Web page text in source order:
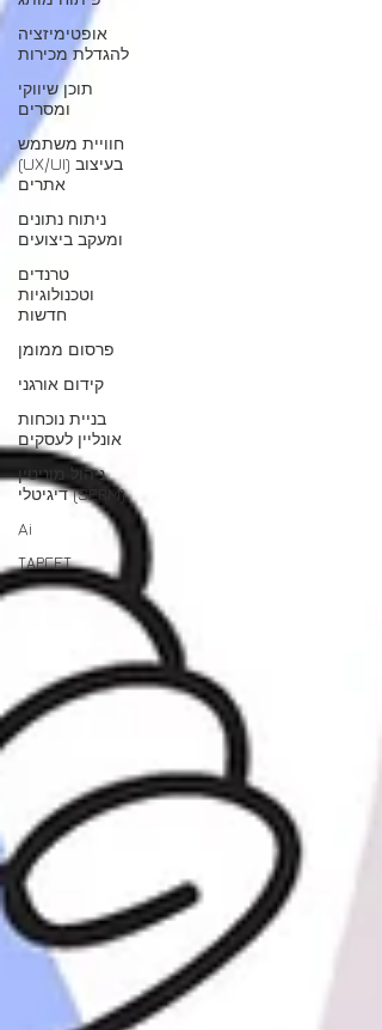
אופטימיזציה
להגדלת מכירות
תוכן שיווקי
ומסרים
חוויית משתמש
(UX/UI) בעיצוב
אתרים
ניתוח נתונים
ומעקב ביצועים
טרנדים
וטכנולוגיות
חדשות
פרסום ממומן
קידום אורגני
בניית נוכחות
אונליין לעסקים
ניהול מוניטין
דיגיטלי (SERM)
Ai
ТАРГЕТ